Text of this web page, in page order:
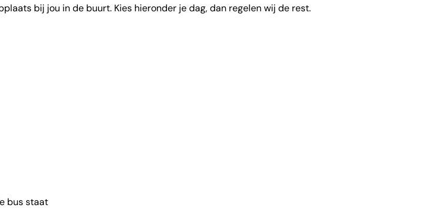
bij jou in de buurt. Kies hieronder je dag, dan regelen wij de rest.
bus staat